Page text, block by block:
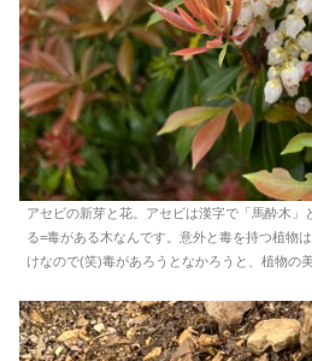
アセビの新芽と花。アセビは漢字で「馬酔木」
る=毒がある木なんです。意外と毒を持つ植物
けなので(笑)毒があろうとなかろうと、植物の